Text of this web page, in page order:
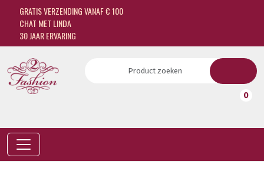
GRATIS VERZENDING VANAF € 100
CHAT MET LINDA
30 JAAR ERVARING
0